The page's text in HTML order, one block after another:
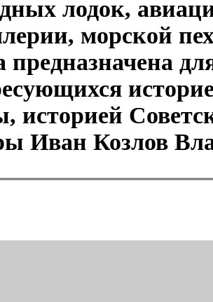
лодок,
морской
предназначена
историей
Иван Козлов